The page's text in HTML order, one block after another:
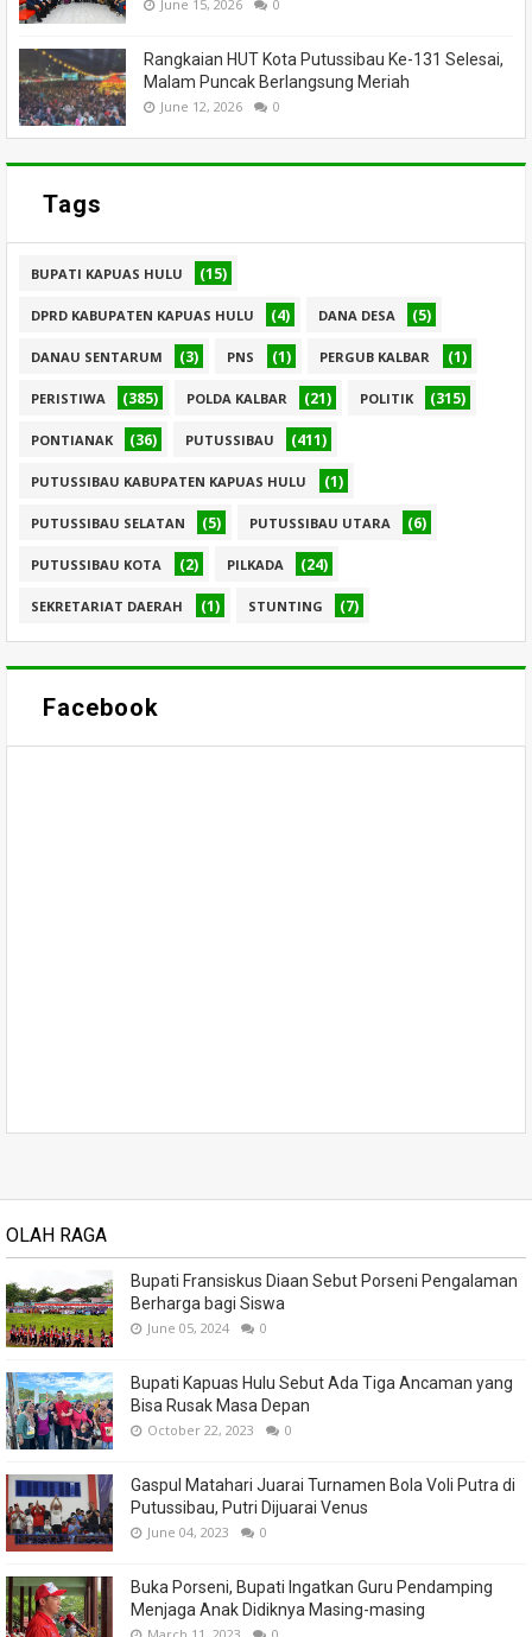
June 15, 2026 0
Rangkaian HUT Kota Putussibau Ke-131 Selesai,
Malam Puncak Berlangsung Meriah
June 12, 2026 0
Tags
BUPATI KAPUAS HULU (15)
DPRD KABUPATEN KAPUAS HULU (4) DANA DESA (5)
DANAU SENTARUM (3) PNS (1) PERGUB KALBAR (1)
PERISTIWA (385) POLDA KALBAR (21) POLITIK (315)
PONTIANAK (36) PUTUSSIBAU (411)
PUTUSSIBAU KABUPATEN KAPUAS HULU (1)
PUTUSSIBAU SELATAN (5) PUTUSSIBAU UTARA (6)
PUTUSSIBAU KOTA (2) PILKADA (24)
SEKRETARIAT DAERAH (1) STUNTING (7)
Facebook
OLAH RAGA
Bupati Fransiskus Diaan Sebut Porseni Pengalaman
Berharga bagi Siswa
June 05, 2024 0
Bupati Kapuas Hulu Sebut Ada Tiga Ancaman yang
Bisa Rusak Masa Depan
October 22, 2023 0
Gaspul Matahari Juarai Turnamen Bola Voli Putra di
Putussibau, Putri Dijuarai Venus
June 04, 2023 0
Buka Porseni, Bupati Ingatkan Guru Pendamping
Menjaga Anak Didiknya Masing-masing